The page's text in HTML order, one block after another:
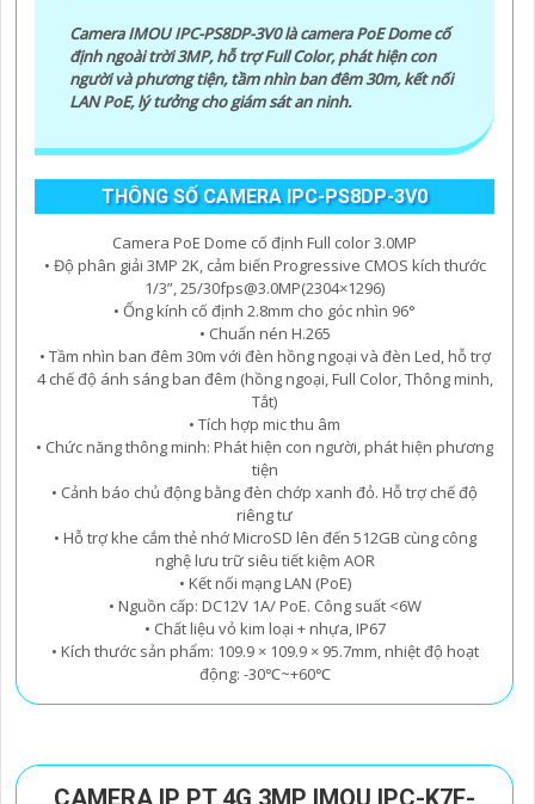
Camera IMOU IPC-PS8DP-3V0 là camera PoE Dome cố
định ngoài trời 3MP, hỗ trợ Full Color, phát hiện con
người và phương tiện, tầm nhìn ban đêm 30m, kết nối
LAN PoE, lý tưởng cho giám sát an ninh.
THÔNG SỐ CAMERA IPC-PS8DP-3V0
Camera PoE Dome cố định Full color 3.0MP
• Độ phân giải 3MP 2K, cảm biến Progressive CMOS kích thước
1/3”, 25/30fps@3.0MP(2304×1296)
• Ống kính cố định 2.8mm cho góc nhìn 96°
• Chuẩn nén H.265
• Tầm nhìn ban đêm 30m với đèn hồng ngoại và đèn Led, hỗ trợ
4 chế độ ánh sáng ban đêm (hồng ngoại, Full Color, Thông minh,
Tắt)
• Tích hợp mic thu âm
• Chức năng thông minh: Phát hiện con người, phát hiện phương
tiện
• Cảnh báo chủ động bằng đèn chớp xanh đỏ. Hỗ trợ chế độ
riêng tư
• Hỗ trợ khe cắm thẻ nhớ MicroSD lên đến 512GB cùng công
nghệ lưu trữ siêu tiết kiệm AOR
• Kết nối mạng LAN (PoE)
• Nguồn cấp: DC12V 1A/ PoE. Công suất <6W
• Chất liệu vỏ kim loại + nhựa, IP67
• Kích thước sản phẩm: 109.9 × 109.9 × 95.7mm, nhiệt độ hoạt
động: -30℃~+60℃
CAMERA IP PT 4G 3MP IMOU IPC-K7F-